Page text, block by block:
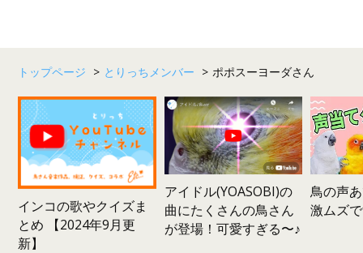
トップページ > とりっちメンバー > ポポスーヨーダさん
インコの歌やクイズま
とめ 【2024年9月更
新】
アイドル(YOASOBI)の
曲にたくさんの鳥さん
が登場！可愛すぎる〜♪
鳥の声
激ムズ